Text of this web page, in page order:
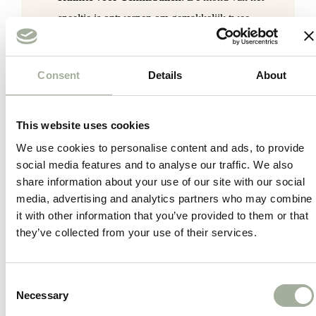
Consent Details About
This website uses cookies
We use cookies to personalise content and ads, to provide
social media features and to analyse our traffic. We also
share information about your use of our site with our social
media, advertising and analytics partners who may combine
it with other information that you’ve provided to them or that
they’ve collected from your use of their services.
Selection
Necessary
speeltje is ontworpen om gemakkelijk twee
tennisballen te bewaren, handig voor onderweg of
tijdens een speelsessie.
Interactief Speelplezier: Perfect voor apporteer-
knuffelen.
Duurzaam Materiaal: Gemaakt van stevige
materialen die bestand zijn tegen enthousiast
spelen.
Geschikt voor Alle Honden
: Van energieke pups
tot volwassen honden, dit speeltje zorgt voor
speeltje zoekt dat ook ruimte biedt voor tennisballen, het